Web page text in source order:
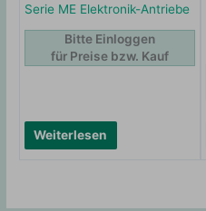
Serie ME Elektronik-Antriebe
Weiterlesen
Bitte Einloggen
für Preise bzw. Kauf